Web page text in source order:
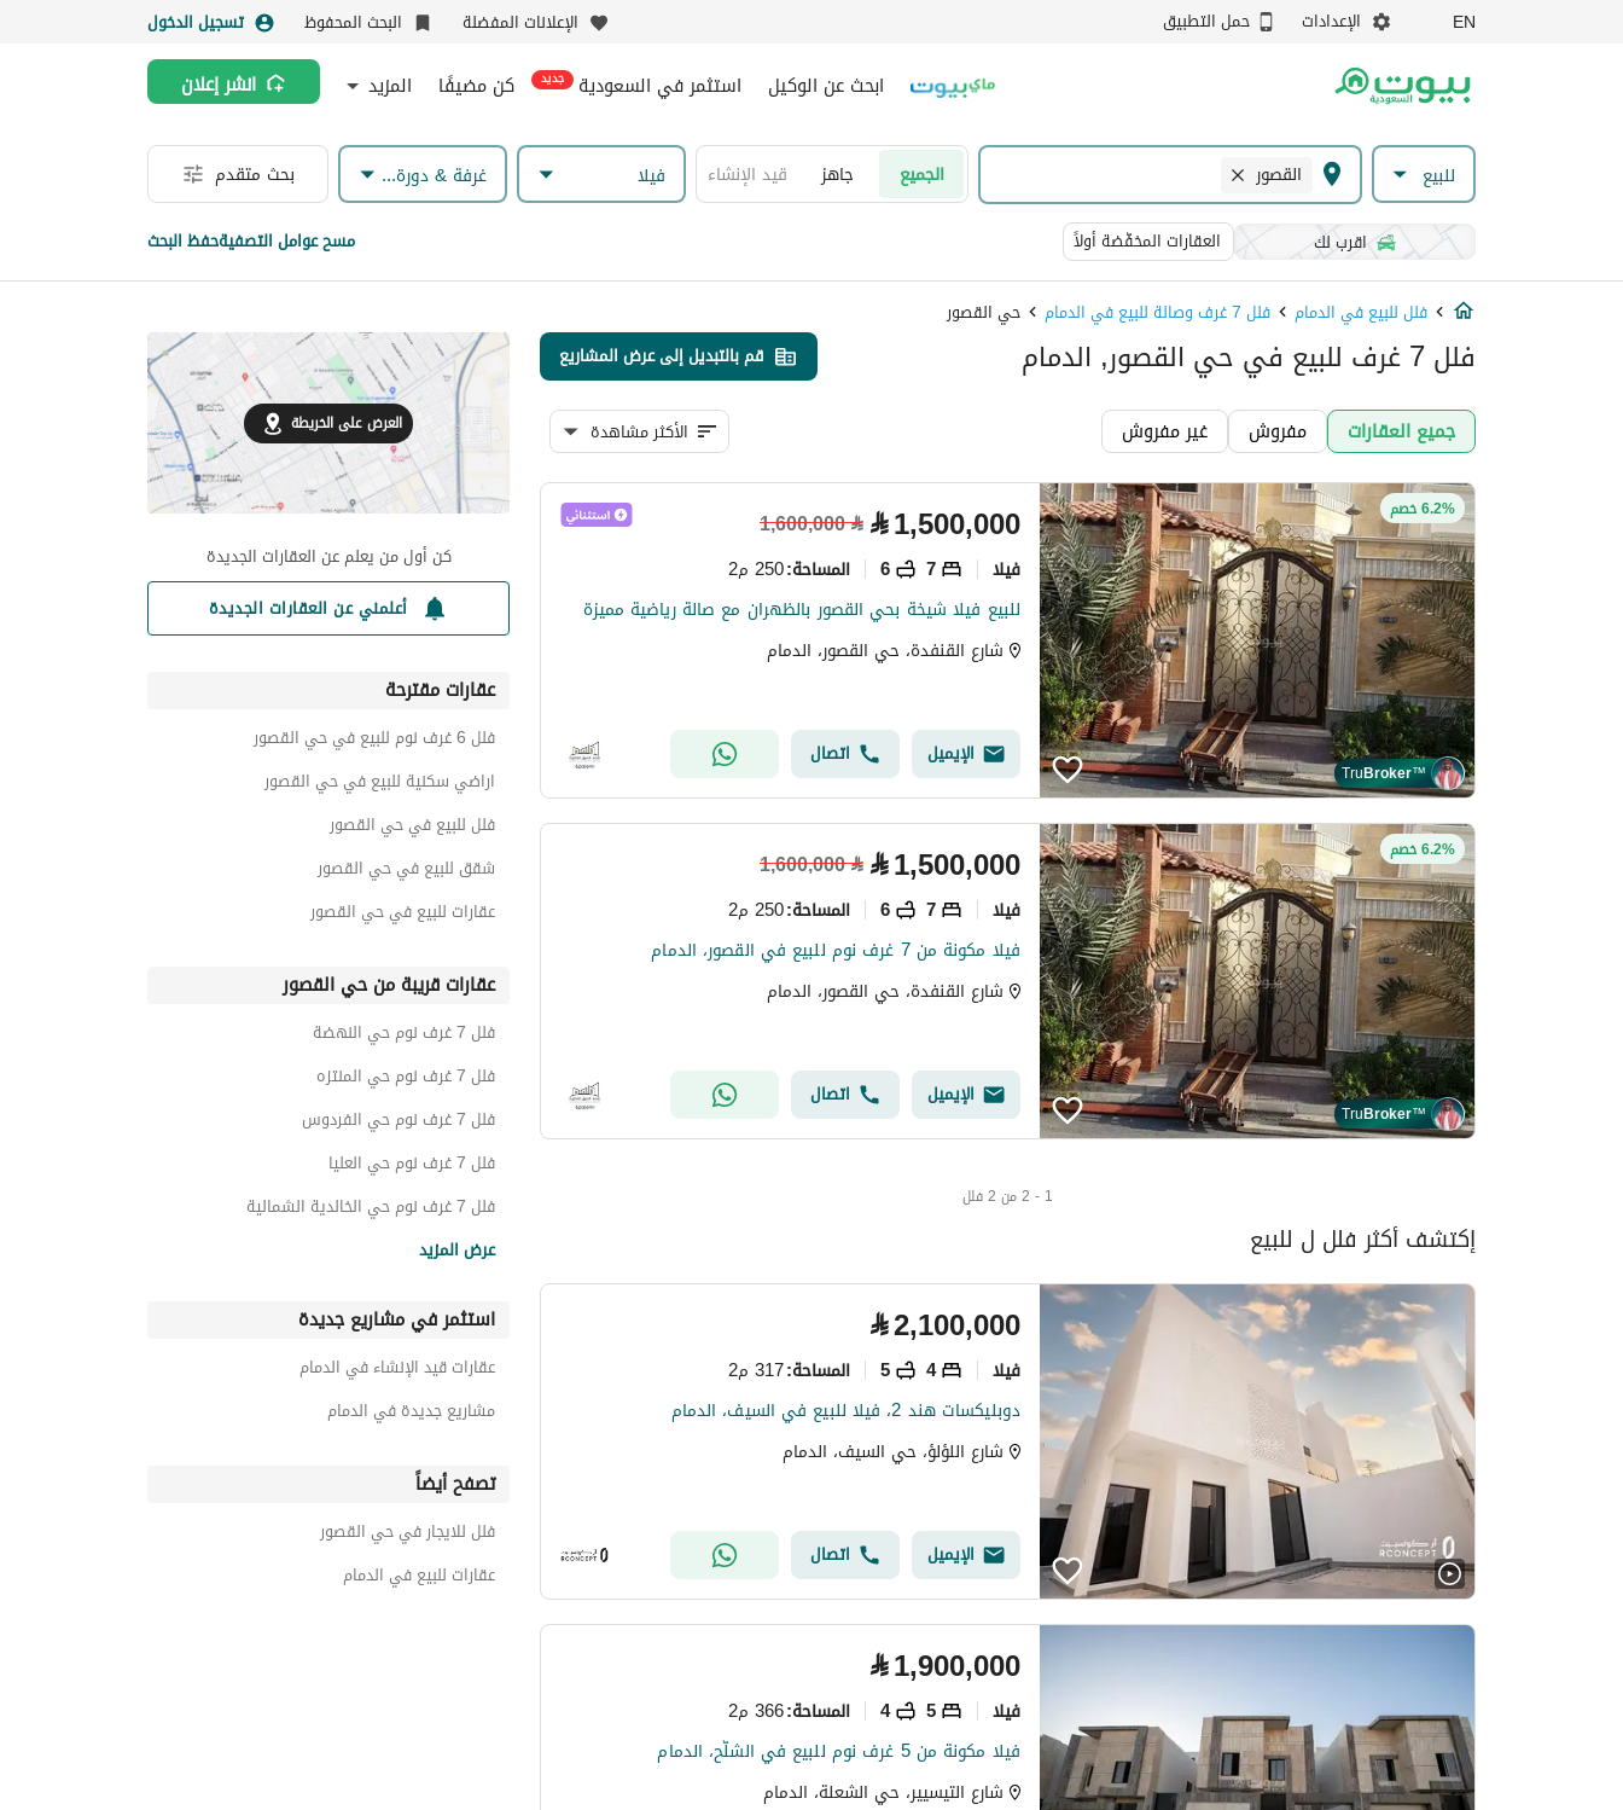
EN الإعدادات حمل التطبيق الإعلانات المفضلة البحث المحفوظ تسجيل الدخول
ابحث عن الوكيل استثمر في السعودية جديد كن مضيفًا المزيد انشر إعلان
للبيع القصور الجميع جاهز قيد الإنشاء فیلا غرفة & دورة مياه بحث متقدم
اقرب لك العقارات المخفّضة أولاً مسح عوامل التصفيةحفظ البحث
فلل للبيع في الدمام فلل 7 غرف وصالة للبيع في الدمام حي القصور
فلل 7 غرف للبيع في حي القصور, الدمام قم بالتبديل إلى عرض المشاريع
جميع العقارات مفروش غير مفروش الأكثر مشاهدة
6.2% خصم
TruBroker™
⃁1,500,000
⃁
1,600,000
فیلا 7
6 المساحة:250 م2
للبيع فيلا شيخة بحي القصور بالظهران مع صالة رياضية مميزة
شارع القنفدة، حي القصور، الدمام
الإيميل اتصال
6.2% خصم
TruBroker™
⃁1,500,000
⃁
1,600,000
فیلا 7
6 المساحة:250 م2
فيلا مكونة من 7 غرف نوم للبيع في القصور، الدمام
شارع القنفدة، حي القصور، الدمام
الإيميل اتصال
1 - 2 من 2 فلل
إكتشف أكثر فلل ل للبيع
⃁2,100,000
فیلا 4
5 المساحة:317 م2
دوبليكسات هند 2، فيلا للبيع في السيف، الدمام
شارع اللؤلؤ، حي السيف، الدمام
الإيميل اتصال
⃁1,900,000
فیلا 5
4 المساحة:366 م2
فيلا مكونة من 5 غرف نوم للبيع في الشلّح، الدمام
شارع التيسيير، حي الشعلة، الدمام
العرض على الخريطة
كن أول من يعلم عن العقارات الجديدة
أعلمني عن العقارات الجديدة
عقارات مقترحة
فلل 6 غرف نوم للبيع في حي القصور
اراضي سكنية للبيع في حي القصور
فلل للبيع في حي القصور
شقق للبيع في حي القصور
عقارات للبيع في حي القصور
عقارات قريبة من حي القصور
فلل 7 غرف نوم حي النهضة
فلل 7 غرف نوم حي المنتزه
فلل 7 غرف نوم حي الفردوس
فلل 7 غرف نوم حي العليا
فلل 7 غرف نوم حي الخالدية الشمالية
فلل 7 غرف نوم حي السيف
فلل 7 غرف نوم حي الصدفة
فلل 7 غرف نوم حي البحر
عرض المزيد
استثمر في مشاريع جديدة
عقارات قيد الإنشاء في الدمام
مشاريع جديدة في الدمام
تصفح أيضاً
فلل للايجار في حي القصور
عقارات للبيع في الدمام